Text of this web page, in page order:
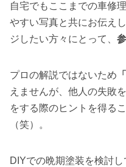
自宅でもここまでの車修
やすい写真と共にお伝え
ジしたい方々にとって、
プロの解説ではないため
えませんが、他人の失敗
をする際のヒントを得る
（笑）。
DIYでの晩期塗装を検討